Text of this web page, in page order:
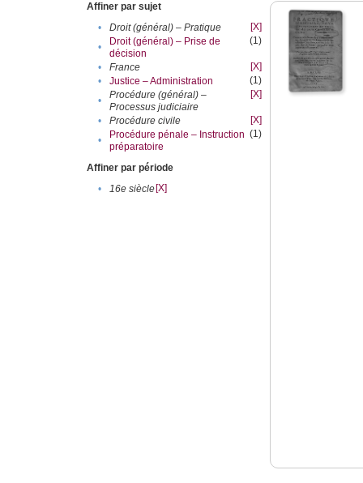
Affiner par sujet
•
Droit (général) – Pratique
[X]
•
Droit (général) – Prise de
décision
(1)
• France
[X]
•
Justice – Administration
(1)
•
Procédure (général) –
Processus judiciaire
[X]
• Procédure civile
[X]
•
Procédure pénale – Instruction
préparatoire
(1)
Affiner par période
•
16e siècle[X]